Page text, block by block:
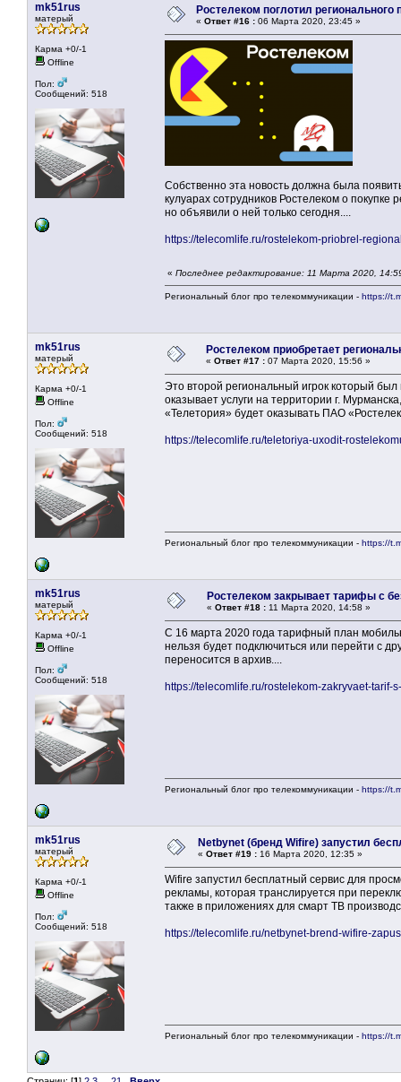
mk51rus
матерый
Карма +0/-1
Offline
Пол:
Сообщений: 518
Ростелеком поглотил
« Ответ #16 : 06 Марта 2020, 23:45 »
Собственно эта новость должна была
кулуарах сотрудников Ростелеком о
но объявили о ней только сегодня....
https://telecomlife.ru/rostelekom-priobrel-
« Последнее редактирование: 11 Марта 2020,
Региональный блог про телекоммуникации - https://
mk51rus
матерый
Карма +0/-1
Offline
Пол:
Сообщений: 518
Ростелеком приобретает
« Ответ #17 : 07 Марта 2020, 15:56 »
Это второй региональный игрок который
оказывает услуги на территории г.
«Телетория» будет оказывать ПАО
https://telecomlife.ru/teletoriya-uxodit-
Региональный блог про телекоммуникации - https://
mk51rus
матерый
Карма +0/-1
Offline
Пол:
Сообщений: 518
Ростелеком закрывает тарифы с
« Ответ #18 : 11 Марта 2020, 14:58 »
С 16 марта 2020 года тарифный план
нельзя будет подключиться или перейти с
переносится в архив....
https://telecomlife.ru/rostelekom-zakryvaet-tarif-
Региональный блог про телекоммуникации - https://
mk51rus
матерый
Карма +0/-1
Offline
Пол:
Сообщений: 518
Netbynet (бренд Wifire) запустил
« Ответ #19 : 16 Марта 2020, 12:35 »
Wifire запустил бесплатный сервис для
рекламы, которая транслируется при
также в приложениях для смарт ТВ
https://telecomlife.ru/netbynet-brend-wifire-
Региональный блог про телекоммуникации - https://